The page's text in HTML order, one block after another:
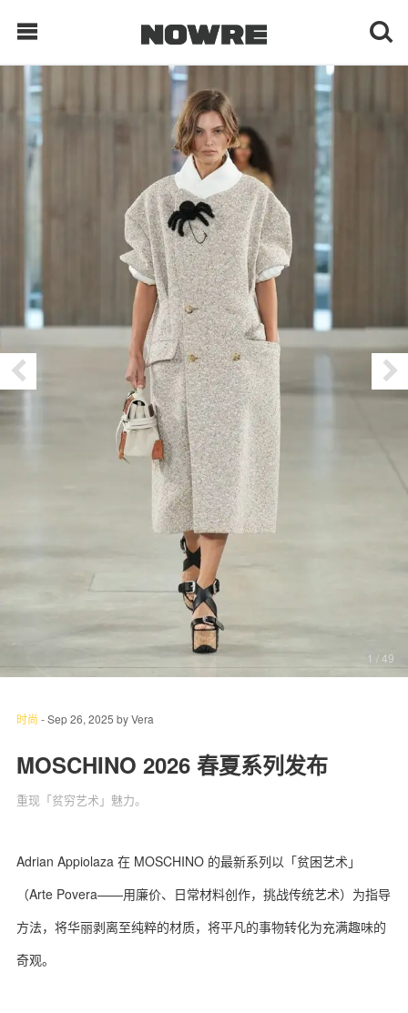
每日鲜榨
现客视点
每日栏目
时 尚
球 鞋
生 活
科 技
关于我们 联系我们
1 / 49
时尚 -Sep 26, 2025 byVera
MOSCHINO 2026 春夏系列发布
重现「贫穷艺术」魅力。
Adrian Appiolaza 在 MOSCHINO 的最新系列以「贫困艺术」
（Arte Povera——用廉价、日常材料创作，挑战传统艺术）为指导
方法，将华丽剥离至纯粹的材质，将平凡的事物转化为充满趣味的
奇观。